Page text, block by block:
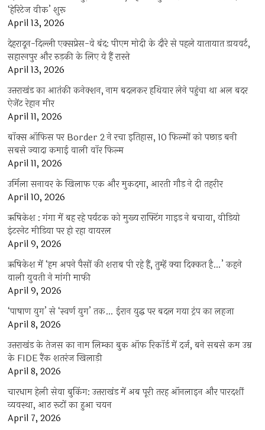
‘हेरिटेज वीक’ शुरू
April 13, 2026
देहरादून-दिल्ली एक्सप्रेस-वे बंद: पीएम मोदी के दौरे से पहले यातायात डायवर्ट,
सहारनपुर और रुड़की के लिए ये हैं रास्ते
April 13, 2026
उत्तराखंड का आतंकी कनेक्शन, नाम बदलकर हथियार लेने पहुंचा था अल बदर
ऐजेंट रेहान मीर
April 11, 2026
बॉक्स ऑफिस पर Border 2 ने रचा इतिहास, 10 फिल्मों को पछाड़ बनी
सबसे ज्यादा कमाई वाली वॉर फिल्म
April 11, 2026
उर्मिला सनावर के खिलाफ एक और मुकदमा, आरती गौड़ ने दी तहरीर
April 10, 2026
ऋषिकेश : गंगा में बह रहे पर्यटक को मुख्य राफ्टिंग गाइड ने बचाया, वीडियो
इंटरनेट मीडिया पर हो रहा वायरल
April 9, 2026
ऋषिकेश में ‘हम अपने पैसों की शराब पी रहे हैं, तुम्हें क्या दिक्कत है…’ कहने
वाली युवती ने मांगी माफी
April 9, 2026
‘पाषाण युग’ से ‘स्वर्ण युग’ तक… ईरान युद्ध पर बदल गया ट्रंप का लहजा
April 8, 2026
उत्तराखंड के तेजस का नाम लिम्का बुक ऑफ रिकॉर्ड में दर्ज, बने सबसे कम उम्र
के FIDE रैंक शतरंज खिलाड़ी
April 8, 2026
चारधाम हेली सेवा बुकिंग: उत्तराखंड में अब पूरी तरह ऑनलाइन और पारदर्शी
व्यवस्था, आठ रूटों का हुआ चयन
April 7, 2026